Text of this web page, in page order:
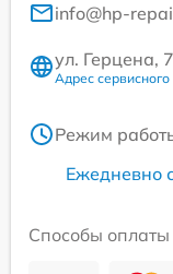
info@hp-
ул. Герцена,
Адрес
Режим
Ежедневно
Способы оплаты